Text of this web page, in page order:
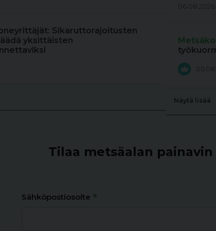
Sikaruttorajoitusten
yksittäisten
06.08.2026
Näytä lisää
Tilaa metsäalan
Sähköpostiosoite *